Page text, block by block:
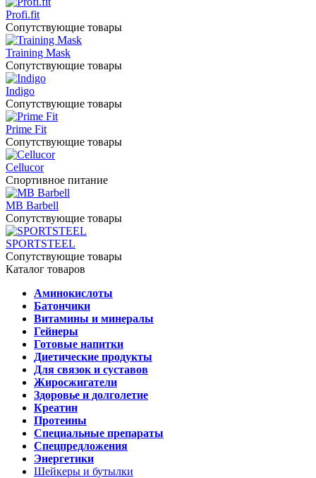
Profi.fit
Сопутствующие товары
Training Mask
Сопутствующие товары
Indigo
Сопутствующие товары
Prime Fit
Сопутствующие товары
Cellucor
Спортивное питание
MB Barbell
Сопутствующие товары
SPORTSTEEL
Сопутствующие товары
Каталог товаров
Аминокислоты
Батончики
Витамины и минералы
Гейнеры
Готовые напитки
Диетические продукты
Для связок и суставов
Жиросжигатели
Здоровье и долголетие
Креатин
Протеины
Специальные препараты
Спецпредложения
Энергетики
Шейкеры и бутылки